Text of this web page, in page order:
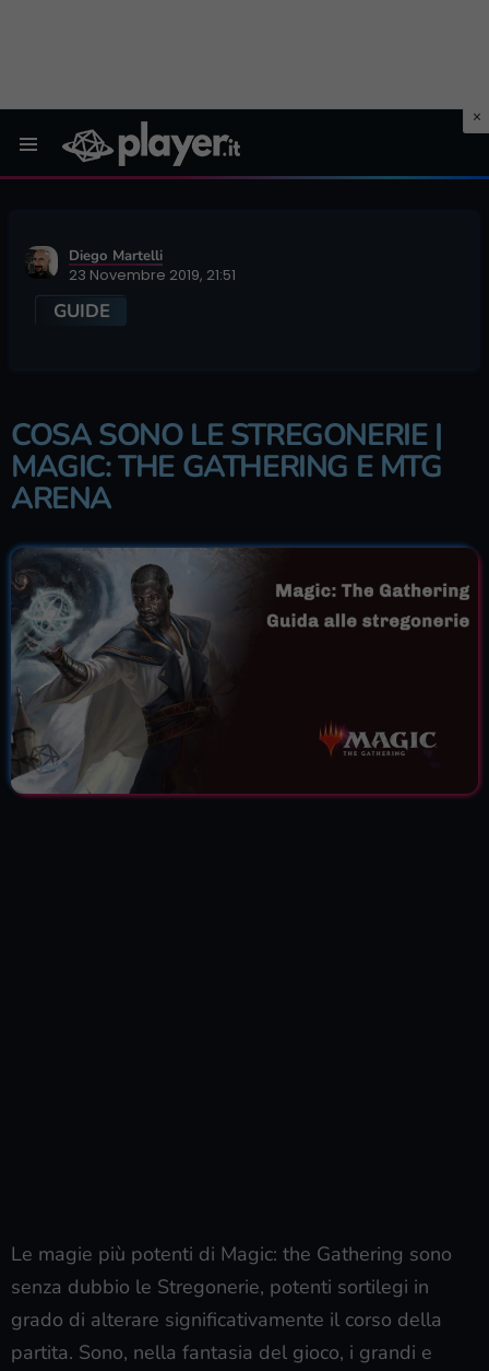
Diego Martelli
23 Novembre 2019, 21:51
GUIDE
COSA SONO LE STREGONERIE |
MAGIC: THE GATHERING E MTG
ARENA
Le magie più potenti di Magic: the Gathering sono
senza dubbio le Stregonerie, potenti sortilegi in
grado di alterare significativamente il corso della
partita. Sono, nella fantasia del gioco, i grandi e